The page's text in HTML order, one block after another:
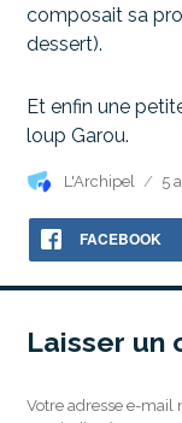
composait sa
dessert).
Et enfin une
loup Garou.
Auteur
L'Archipel 5
FACEBOOK
Laisser un
Votre adresse e-mail